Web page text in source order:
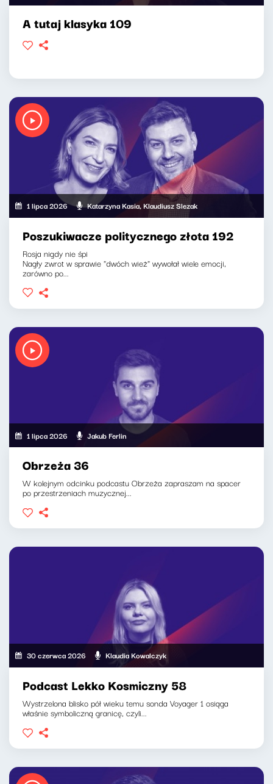
A tutaj klasyka 109
1 lipca 2026 Katarzyna Kasia, Klaudiusz Slezak
Poszukiwacze politycznego złota 192
Rosja nigdy nie śpi
Nagły zwrot w sprawie "dwóch wież" wywołał wiele emocji,
zarówno po...
1 lipca 2026 Jakub Ferlin
Obrzeża 36
W kolejnym odcinku podcastu Obrzeża zapraszam na spacer
po przestrzeniach muzycznej...
30 czerwca 2026 Klaudia Kowalczyk
Podcast Lekko Kosmiczny 58
Wystrzelona blisko pół wieku temu sonda Voyager 1 osiąga
właśnie symboliczną granicę, czyli...